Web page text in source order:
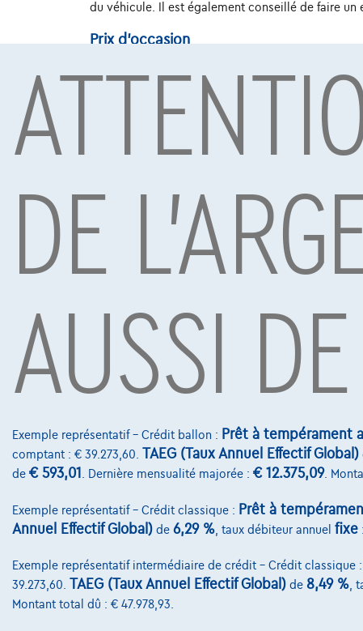
du véhicule. Il est également conseillé de faire
Prix d'occasion
que les modèles plus anciens aient des prix plus
Avec sa popularité constante et ses critiques
besoins changeants des acheteurs automobiles.
Conclusion
Si vous recherchez une voiture d'occasion fiable
impressionnant, ses moteurs puissants et sa
voiture familiale ou simplement envie de profiter
spécifiques de cette marque ? Alors découvrez ici
Sous réserve d’acceptation de votre demande de
Mobility S.A., agent in bijkomstige hoedanigheid,
Voitures les plus populaires
DE
AUSSI
Exemple représentatif – Crédit ballon : Prêt à tempérament
comptant : € 39.273,60. TAEG (Taux Annuel Effectif Global)
de € 593,01 . Dernière mensualité majorée : € 12.375,09.
Exemple représentatif – Crédit classique : Prêt à
Annuel Effectif Global) de 6,29 % , taux débiteur annuel fixe
Exemple représentatif intermédiaire de crédit – Crédit classique :
39.273,60.
TAEG (Taux Annuel Effectif Global) de 8,49 %,
Montant total dû : € 47.978,93.